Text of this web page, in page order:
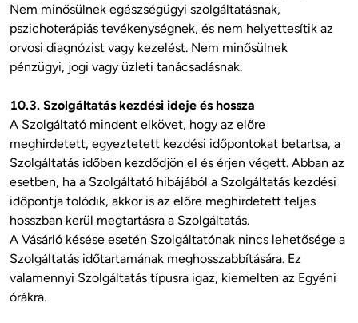
Nem minősülnek egészségügyi szolgáltatásnak,
pszichoterápiás tevékenységnek, és nem helyettesítik az
orvosi diagnózist vagy kezelést. Nem minősülnek
pénzügyi, jogi vagy üzleti tanácsadásnak.
10.3. Szolgáltatás kezdési ideje és hossza
A Szolgáltató mindent elkövet, hogy az előre
meghirdetett, egyeztetett kezdési időpontokat betartsa, a
Szolgáltatás időben kezdődjön el és érjen végett. Abban az
esetben, ha a Szolgáltató hibájából a Szolgáltatás kezdési
időpontja tolódik, akkor is az előre meghirdetett teljes
hosszban kerül megtartásra a Szolgáltatás.
A Vásárló késése esetén Szolgáltatónak nincs lehetősége a
Szolgáltatás időtartamának meghosszabbítására. Ez
valamennyi Szolgáltatás típusra igaz, kiemelten az Egyéni
órákra.